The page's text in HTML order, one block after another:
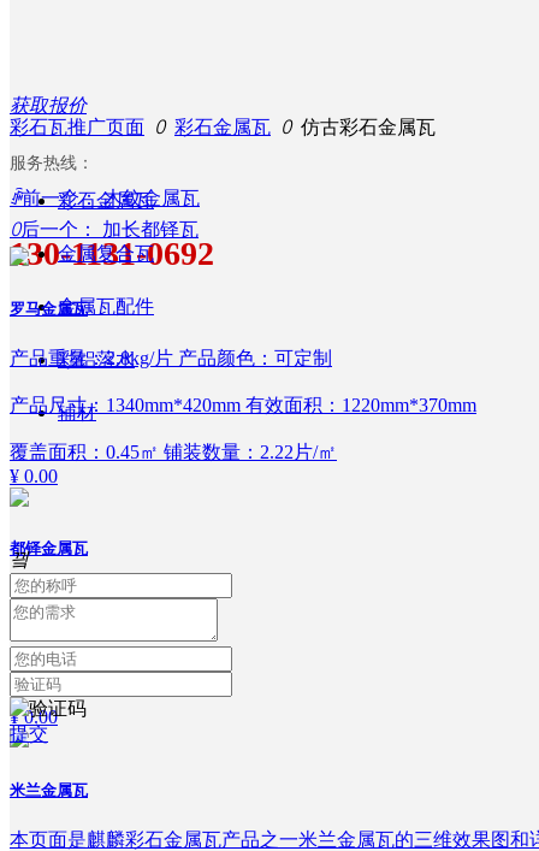
获取报价
服务热线：
130-1131-0692
彩石瓦推广页面 ꄲ 彩石金属瓦 ꄲ 仿古彩石金属瓦
彩石金属瓦
金属复合瓦
金属瓦配件
彩铝落水
辅材
ꄴ前一个： 木纹金属瓦
ꄲ后一个： 加长都铎瓦
罗马金属瓦
产品重量：2.8kg/片 产品颜色：可定制
产品尺寸：1340mm*420mm 有效面积：1220mm*370mm
覆盖面积：0.45㎡ 铺装数量：2.22片/㎡
¥ 0.00
都铎金属瓦
¥ 0.00
高波米兰瓦
¥ 0.00
米兰金属瓦
本页面是麒麟彩石金属瓦产品之一米兰金属瓦的三维效果图
끸
提交